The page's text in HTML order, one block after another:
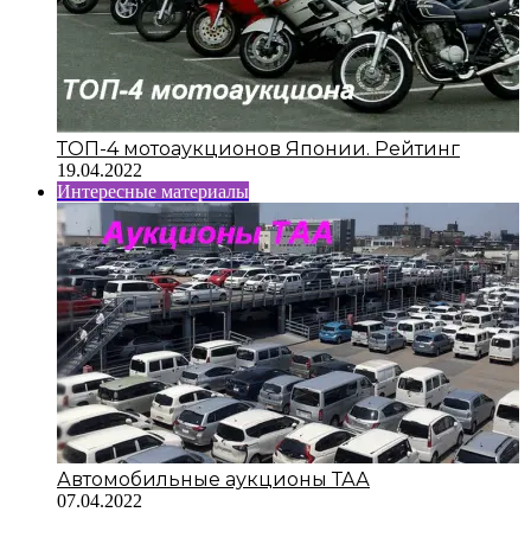
ТОП-4 мотоаукционов Японии. Рейтинг
19.04.2022
Интересные материалы
Автомобильные аукционы ТАА
07.04.2022